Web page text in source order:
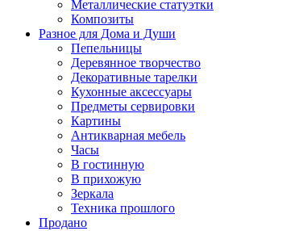
Металлические статуэтки
Композиты
Разное для Дома и Души
Пепельницы
Деревянное творчество
Декоративные тарелки
Кухонные аксессуары
Предметы сервировки
Картины
Антикварная мебель
Часы
В гостинную
В прихожую
Зеркала
Техника прошлого
Продано